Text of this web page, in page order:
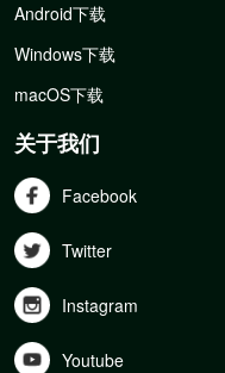
Android下载
Windows下载
macOS下载
关于我们
Facebook
Twitter
Instagram
Youtube